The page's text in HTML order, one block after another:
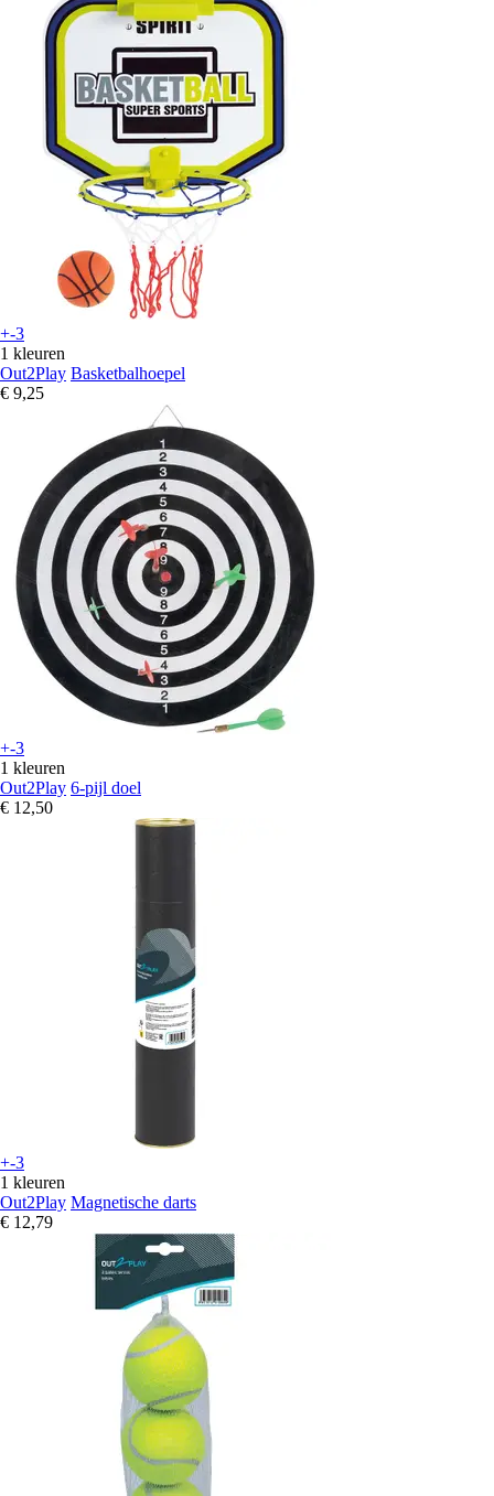
+-3
1 kleuren
Out2Play Basketbalhoepel
€ 9,25
+-3
1 kleuren
Out2Play 6-pijl doel
€ 12,50
+-3
1 kleuren
Out2Play Magnetische darts
€ 12,79